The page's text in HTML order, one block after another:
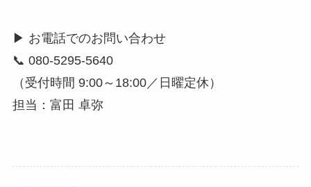
▶ お電話でのお問い合わせ
📞 080-5295-5640
（受付時間 9:00～18:00／日曜定休）
担当：富田 卓弥